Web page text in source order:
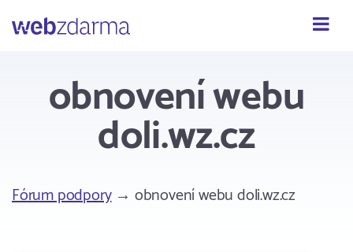
Webzdarma
obnovení webu
doli.wz.cz
Fórum podpory→ obnovení webu doli.wz.cz